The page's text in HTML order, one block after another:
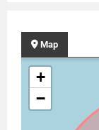
Map
+
−